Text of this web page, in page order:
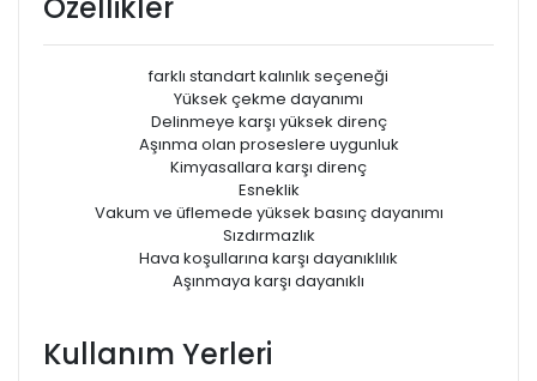
farklı standart kalınlık seçeneği
Yüksek çekme dayanımı
Delinmeye karşı yüksek direnç
Aşınma olan proseslere uygunluk
Kimyasallara karşı direnç
Esneklik
Vakum ve üfIemede yüksek basınç dayanımı
Sızdırmazlık
Hava koşullarına karşı dayanıklılık
Aşınmaya karşı dayanıklı
Kullanım Yerleri